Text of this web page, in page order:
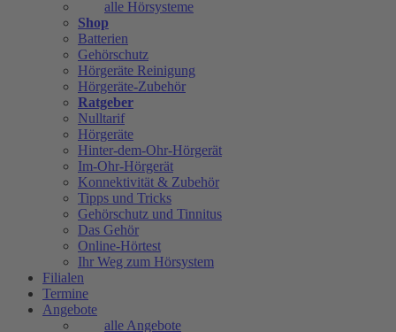
alle Hörsysteme
Shop
Batterien
Gehörschutz
Hörgeräte Reinigung
Hörgeräte-Zubehör
Ratgeber
Nulltarif
Hörgeräte
Hinter-dem-Ohr-Hörgerät
Im-Ohr-Hörgerät
Konnektivität & Zubehör
Tipps und Tricks
Gehörschutz und Tinnitus
Das Gehör
Online-Hörtest
Ihr Weg zum Hörsystem
Filialen
Termine
Angebote
alle Angebote